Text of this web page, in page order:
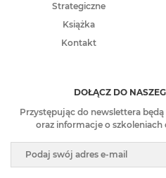
Strategiczne
Książka
Kontakt
DOŁĄCZ DO
Przystępując do newslettera
oraz informacje o